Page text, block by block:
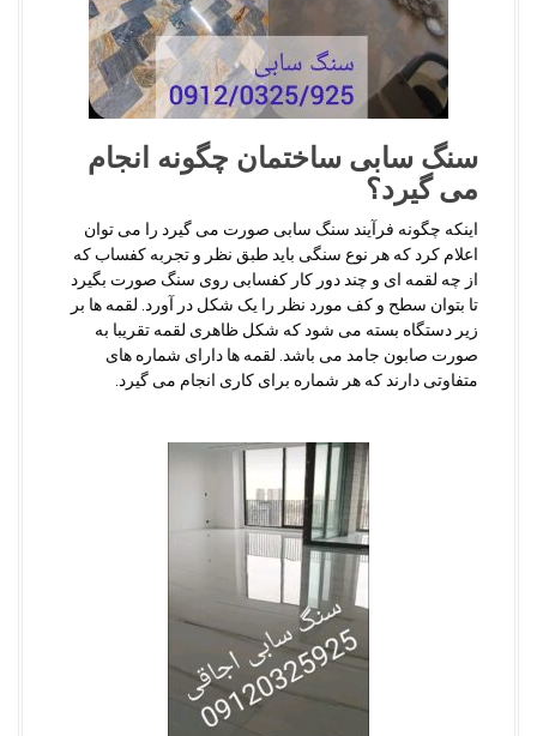
سنگ سابی ساختمان چگونه انجام
می گیرد؟
اینکه چگونه فرآیند سنگ سابی صورت می گیرد را می توان
اعلام کرد که هر نوع سنگی باید طبق نظر و تجربه کفساب که
از چه لقمه ای و چند دور کار کفسابی روی سنگ صورت بگیرد
تا بتوان سطح و کف مورد نظر را یک شکل در آورد. لقمه ها بر
زیر دستگاه بسته می شود که شکل ظاهری لقمه تقریبا به
صورت صابون جامد می باشد. لقمه ها دارای شماره های
متفاوتی دارند که هر شماره برای کاری انجام می گیرد.